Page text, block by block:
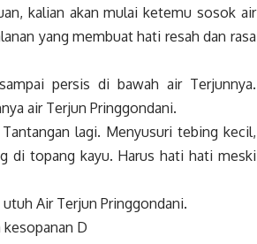
kalian akan mulai ketemu sosok air
yang membuat hati resah dan rasa
persis di bawah air Terjunnya.
air Terjun Pringgondani.
lagi. Menyusuri tebing kecil,
di topang kayu. Harus hati hati meski
Air Terjun Pringgondani.
D